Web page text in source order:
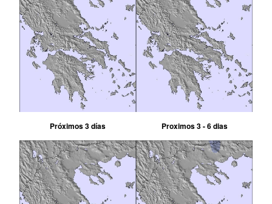
Próximos 3 días Proximos 3 - 6 dias